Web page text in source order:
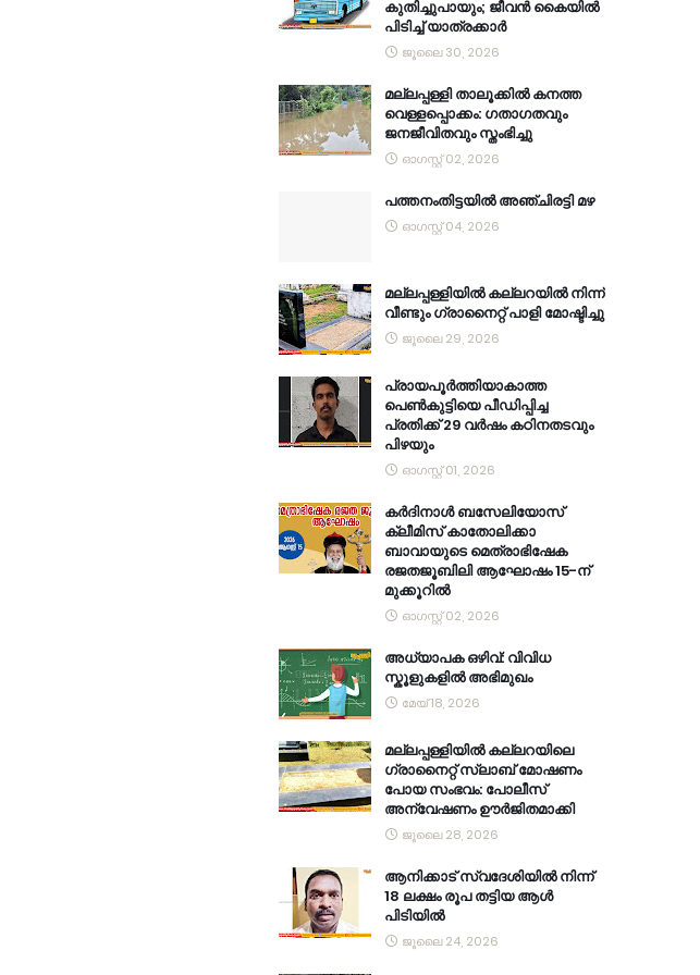
കുതിച്ചുപായും; ജീവൻ കൈയിൽ
പിടിച്ച് യാത്രക്കാർ
ജൂലൈ 30, 2026
മല്ലപ്പള്ളി താലൂക്കിൽ കനത്ത
വെള്ളപ്പൊക്കം: ഗതാഗതവും
ജനജീവിതവും സ്തംഭിച്ചു
ഓഗസ്റ്റ് 02, 2026
പത്തനംതിട്ടയിൽ അഞ്ചിരട്ടി മഴ
ഓഗസ്റ്റ് 04, 2026
മല്ലപ്പള്ളിയിൽ കല്ലറയിൽ നിന്ന്
വീണ്ടും ഗ്രാനൈറ്റ് പാളി മോഷ്ടിച്ചു
ജൂലൈ 29, 2026
പ്രായപൂർത്തിയാകാത്ത
പെൺകുട്ടിയെ പീഡിപ്പിച്ച
പ്രതിക്ക് 29 വർഷം കഠിനതടവും
പിഴയും
ഓഗസ്റ്റ് 01, 2026
കര്‍ദിനാള്‍ ബസേലിയോസ്
ക്ലീമിസ് കാതോലിക്കാ
ബാവായുടെ മെത്രാഭിഷേക
രജതജൂബിലി ആഘോഷം 15-ന്
മുക്കൂറില്‍
ഓഗസ്റ്റ് 02, 2026
അധ്യാപക ഒഴിവ്: വിവിധ
സ്കൂളുകളിൽ അഭിമുഖം
മേയ് 18, 2026
മല്ലപ്പള്ളിയിൽ കല്ലറയിലെ
ഗ്രാനൈറ്റ് സ്ലാബ് മോഷണം
പോയ സംഭവം: പോലീസ്
അന്വേഷണം ഊർജിതമാക്കി
ജൂലൈ 28, 2026
ആനിക്കാട് സ്വദേശിയിൽ നിന്ന്
18 ലക്ഷം രൂപ തട്ടിയ ആൾ
പിടിയിൽ
ജൂലൈ 24, 2026